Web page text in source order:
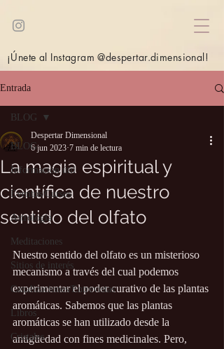
¡Únete al Instagram @despertar.dimensional!
Entrada
BLOG
Información útil
Eventos/Cursos
Astrología
Meditaciones
Sitios de interés
Canalizaciones/Entrevistas
Libros
Cristales
BLOG
La magia espiritual y
científica de nuestro
sentido del olfato
Despertar Dimensional
6 jun 2023 7 min de lectura
Nuestro sentido del olfato es un misterioso
mecanismo a través del cual podemos
experimentar el poder curativo de las plantas
aromáticas. Sabemos que las plantas
aromáticas se han utilizado desde la
antigüedad con fines medicinales. Pero,